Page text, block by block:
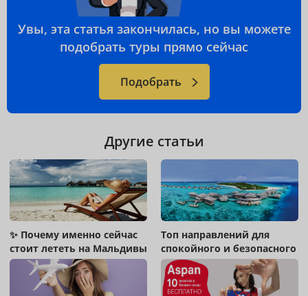
Увы, эта статья закончилась, но вы можете
подобрать туры прямо сейчас
Подобрать
Другие статьи
✨ Почему именно сейчас
стоит лететь на Мальдивы
Топ направлений для
спокойного и безопасного
отдыха !